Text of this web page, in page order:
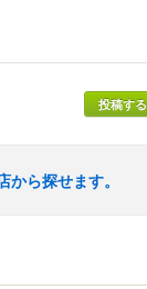
投稿する
ら探せます。